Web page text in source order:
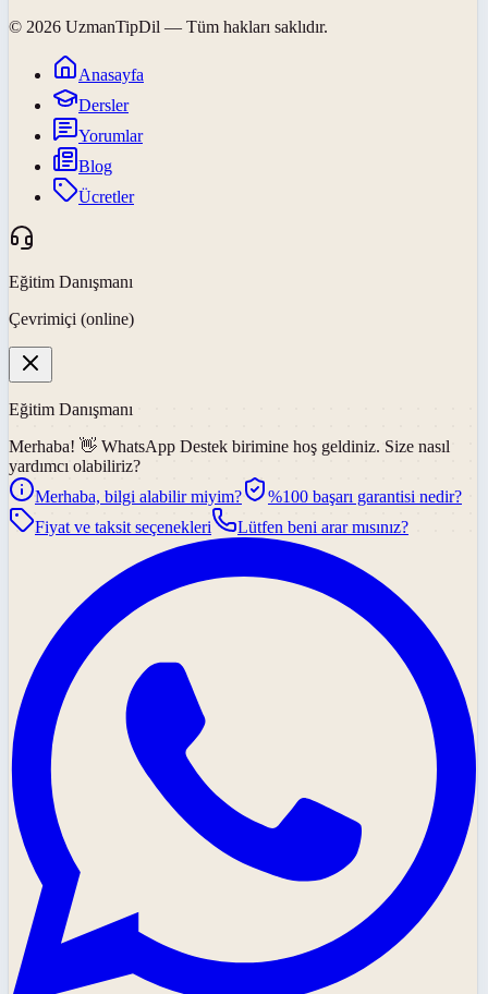
© 2026 UzmanTipDil — Tüm hakları saklıdır.
Anasayfa
Dersler
Yorumlar
Blog
Ücretler
Eğitim Danışmanı
Çevrimiçi (online)
Eğitim Danışmanı
Merhaba! 👋 WhatsApp Destek birimine hoş geldiniz. Size nasıl
yardımcı olabiliriz?
Merhaba, bilgi alabilir miyim?
%100 başarı garantisi nedir?
Fiyat ve taksit seçenekleri
Lütfen beni arar mısınız?